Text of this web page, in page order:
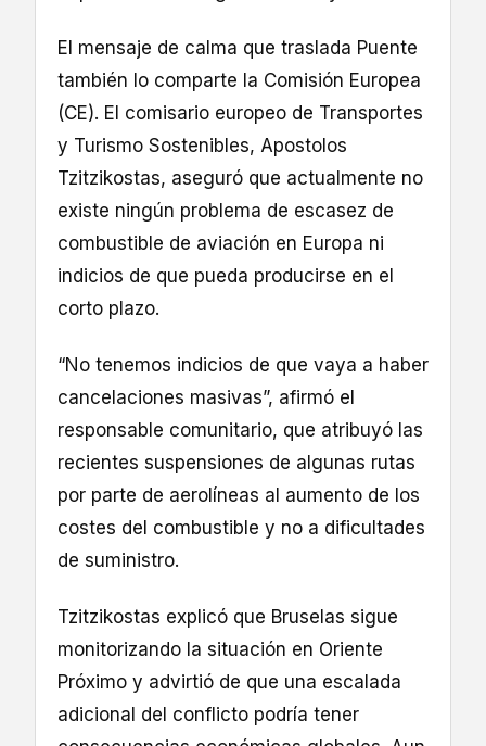
El mensaje de calma que traslada Puente
también lo comparte la Comisión Europea
(CE). El comisario europeo de Transportes
y Turismo Sostenibles, Apostolos
Tzitzikostas, aseguró que actualmente no
existe ningún problema de escasez de
combustible de aviación en Europa ni
indicios de que pueda producirse en el
corto plazo.
“No tenemos indicios de que vaya a haber
cancelaciones masivas”, afirmó el
responsable comunitario, que atribuyó las
recientes suspensiones de algunas rutas
por parte de aerolíneas al aumento de los
costes del combustible y no a dificultades
de suministro.
Tzitzikostas explicó que Bruselas sigue
monitorizando la situación en Oriente
Próximo y advirtió de que una escalada
adicional del conflicto podría tener